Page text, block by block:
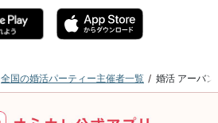
全国の婚活パーティー主催者一覧 婚活 アーバ